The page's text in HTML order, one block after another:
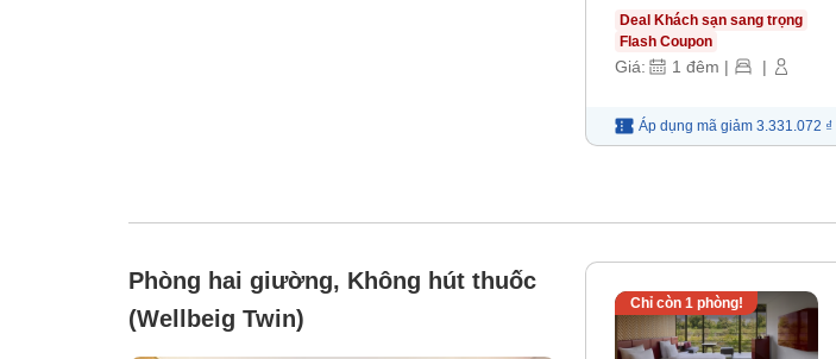
Deal Khách sạn sang trọng
Flash Coupon
Giá: 1 đêm | |
Áp dụng mã giảm 3.331.072 ₫
Phòng hai giường, Không hút thuốc
(Wellbeig Twin)
Chỉ còn 1 phòng!